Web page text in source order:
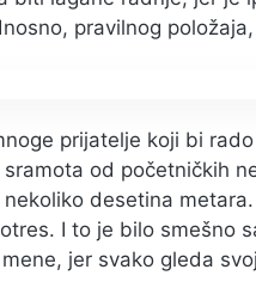
pravilnog
prijatelje koji bi
od početničkih
desetina
I to je bilo smešno
jer svako gleda